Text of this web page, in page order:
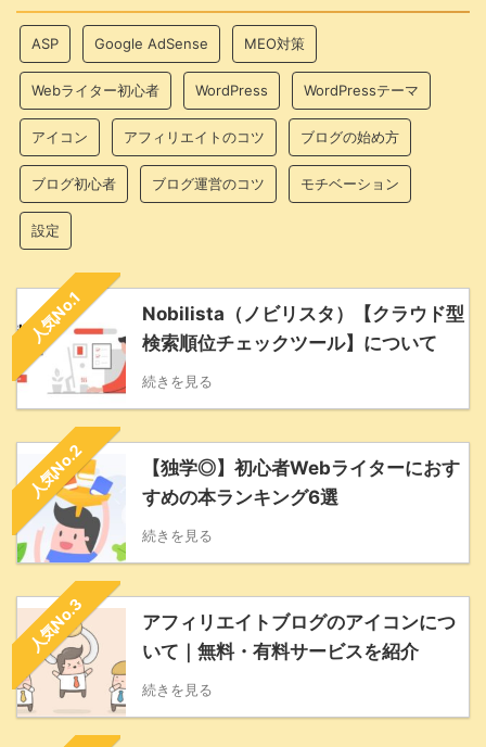
ASP Google AdSense MEO対策
Webライター初心者 WordPress WordPressテーマ
アイコン アフィリエイトのコツ ブログの始め方
ブログ初心者 ブログ運営のコツ モチベーション
設定
人気No.1
Nobilista（ノビリスタ）【クラウド型
検索順位チェックツール】について
続きを見る
人気No.2
【独学◎】初心者Webライターにおす
すめの本ランキング6選
続きを見る
人気No.3
アフィリエイトブログのアイコンにつ
いて｜無料・有料サービスを紹介
続きを見る